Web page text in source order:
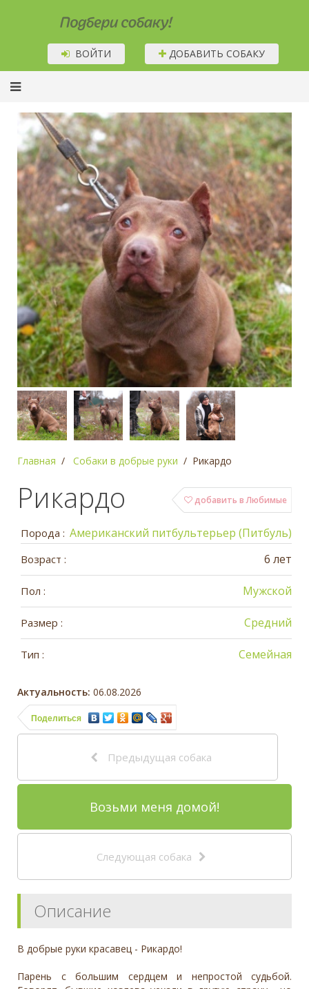
Подбери собаку!
ВОЙТИ ДОБАВИТЬ СОБАКУ
Главная Собаки в добрые руки Рикардо
добавить в Любимые
Рикардо
Порода : Американский питбультерьер (Питбуль)
Возраст : 6 лет
Пол : Мужской
Размер : Средний
Тип : Семейная
Актуальность: 06.08.2026
Поделиться
Предыдущая собака
Возьми меня домой!
Следующая собака
Описание
В добрые руки красавец - Рикардо!
Парень с большим сердцем и непростой судьбой.